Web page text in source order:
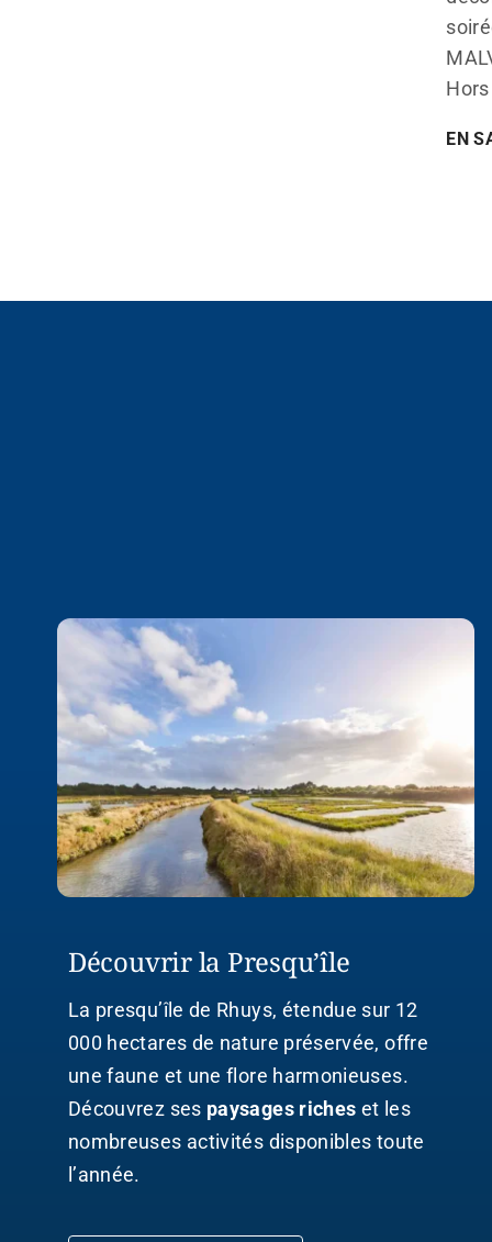
EN
Découvrir la Presqu’île
La presqu’île de Rhuys, étendue sur 12
000 hectares de nature préservée, offre
une faune et une flore harmonieuses.
Découvrez ses paysages riches et les
nombreuses activités disponibles toute
l’année.